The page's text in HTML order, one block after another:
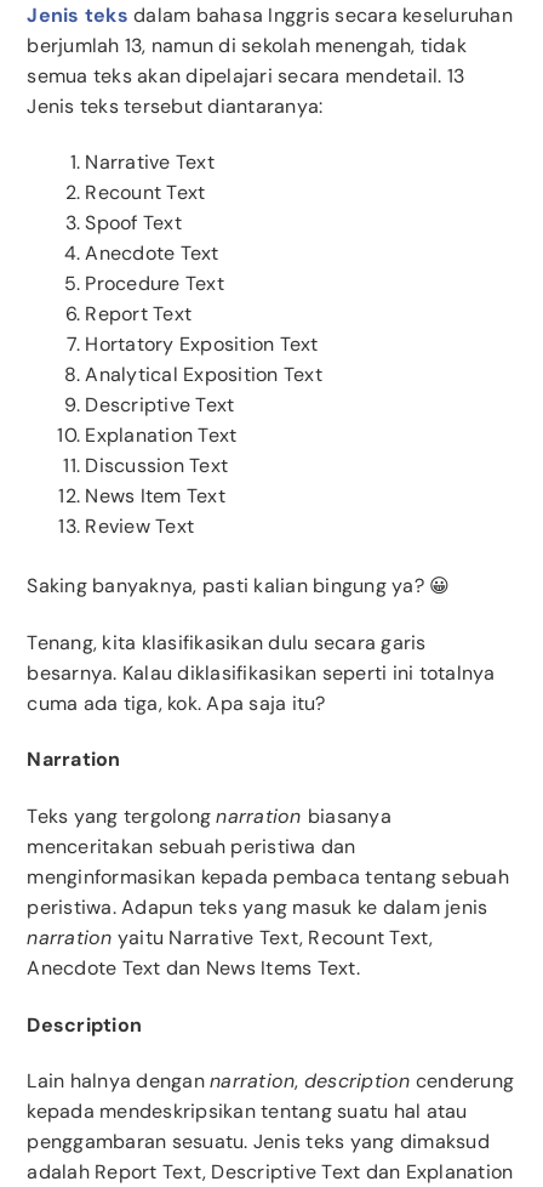
Jenis teks dalam bahasa Inggris secara keseluruhan
berjumlah 13, namun di sekolah menengah, tidak
semua teks akan dipelajari secara mendetail. 13
Jenis teks tersebut diantaranya:
Narrative Text
Recount Text
Spoof Text
Anecdote Text
Procedure Text
Report Text
Hortatory Exposition Text
Analytical Exposition Text
Descriptive Text
Explanation Text
Discussion Text
News Item Text
Review Text
Saking banyaknya, pasti kalian bingung ya? 😀
Tenang, kita klasifikasikan dulu secara garis
besarnya. Kalau diklasifikasikan seperti ini totalnya
cuma ada tiga, kok. Apa saja itu?
Narration
Teks yang tergolongnarration biasanya
menceritakan sebuah peristiwa dan
menginformasikan kepada pembaca tentang sebuah
peristiwa. Adapun teks yang masuk ke dalam jenis
narration yaitu Narrative Text, Recount Text,
Anecdote Text dan News Items Text.
Description
Lain halnya dengannarration, description cenderung
kepada mendeskripsikan tentang suatu hal atau
penggambaran sesuatu. Jenis teks yang dimaksud
adalah Report Text, Descriptive Text dan Explanation